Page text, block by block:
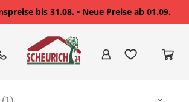
bis 31.08. • Neue Preise ab 01.09.